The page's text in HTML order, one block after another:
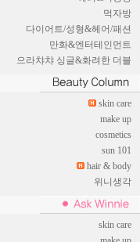
먹자방
다이어트/성형&헤어/패션
만화&엔터테인먼트
으라챠챠 싱글&화려한 더블
skin care
make up
cosmetics
sun 101
hair & body
위니생각
skin care